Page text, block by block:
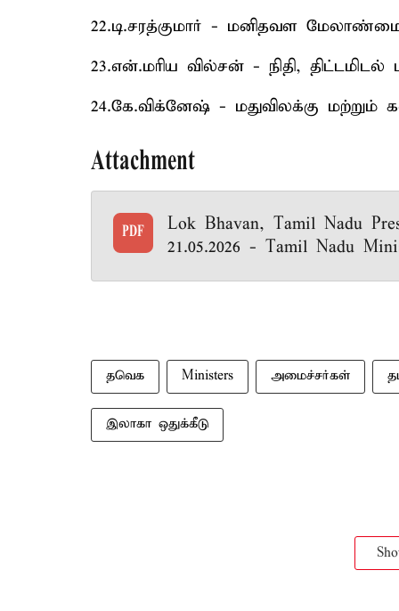
22.டி.சரத்குமார் - மனிதவள
23.என்.மரிய வில்சன் - நிதி,
24.கே.விக்னேஷ் - மதுவிலக்கு மற்றும்
Attachment
PDF
Lok Bhavan, Tamil Nadu
21.05.2026 - Tamil Nadu
தவெக Ministers அமைச்சர்கள்
இலாகா ஒதுக்கீடு